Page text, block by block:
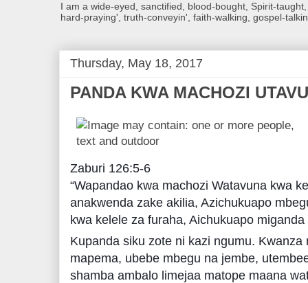
I am a wide-eyed, sanctified, blood-bought, Spirit-
hard-praying', truth-conveyin', faith-walking, gospel-
Thursday, May 18, 2017
PANDA KWA MACHOZI
Zaburi 126:5-6
“Wapandao kwa machozi Watavuna kwa
anakwenda zake akilia, Azichukuapo
kwa kelele za furaha, Aichukuapo miganda
Kupanda siku zote ni kazi ngumu.
mapema, ubebe mbegu na jembe,
shamba ambalo limejaa matope maana